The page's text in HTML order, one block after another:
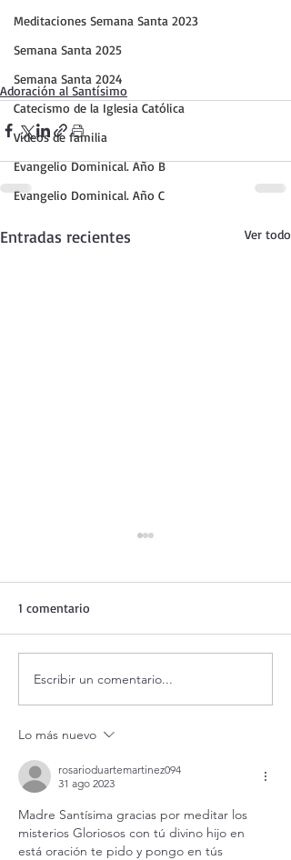
Meditaciones Semana Santa 2023
Semana Santa 2025
Semana Santa 2024
Catecismo de la Iglesia Católica
Vídeos de familia
Evangelio Dominical. Año B
Evangelio Dominical. Año C
Adoración al Santísimo
Entradas recientes Ver todo
Adoración al Santísimo en
vivo / Perpetual Adoration
1 comentario
Escribir un comentario...
Lo más nuevo
rosarioduartemartinez094
31 ago 2023
Madre Santísima gracias por meditar los
misterios Gloriosos con tú divino hijo en
está oración te pido y pongo en tús